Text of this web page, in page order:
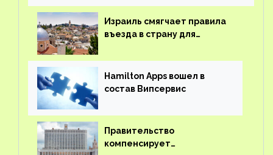
Израиль смягчает правила
въезда в страну для
Hamilton Apps вошел в
состав Випсервис
Правительство
компенсирует